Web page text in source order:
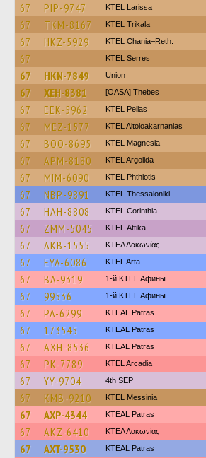
67 PIP-9747 KTEL Larissa
67 TKM-8167 ΚΤΕL Τrikala
67 HKZ-5929 KTEL Chania–Reth.
67 KTEL Serres
67 HKN-7849 Union
67 XEH-8381 [OASA] Thebes
67 EEK-5962 KTEL Pellas
67 MEZ-1577 KTEL Aitoloakarnanias
67 BOO-8695 ΚΤΕL Magnesia
67 APM-8180 KTEL Argolida
67 MIM-6090 ΚΤΕL Phthiotis
67 NBP-9891 KTEL Thessaloniki
67 HAH-8808 KTEL Corinthia
67 ZMM-5045 KΤΕL Αttika
67 AKB-1555 ΚΤΕΛ Λακωνίας
67 EYA-6086 KTEL Arta
67 BA-9319 1-й KTEL Афины
67 99536 1-й KTEL Афины
67 PA-6299 KTEAL Patras
67 173545 KTEAL Patras
67 AXH-8536 KTEAL Patras
67 PK-7789 KTEL Arcadia
67 YY-9704 4th SEP
67 KMB-9210 KTEL Messinia
67 AXP-4344 KTEAL Patras
67 AKZ-6410 ΚΤΕΛ Λακωνίας
67 AXT-9530 KTEAL Patras